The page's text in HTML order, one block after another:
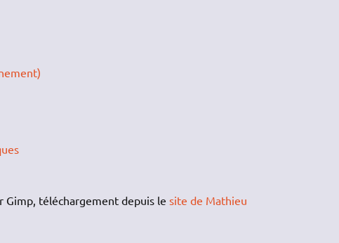
Gimp, téléchargement depuis le site de Mathieu